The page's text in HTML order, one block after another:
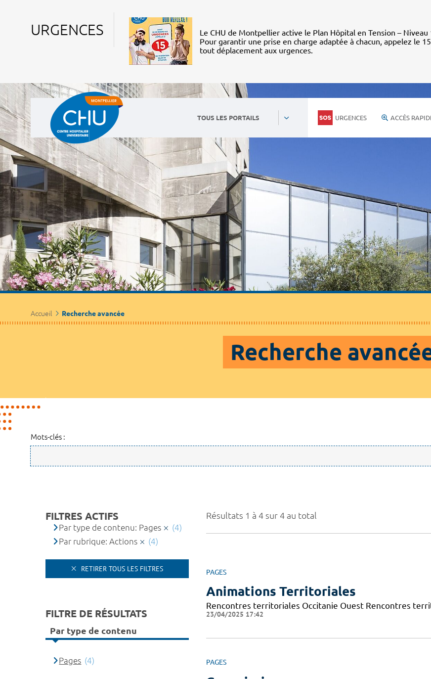
URGENCES
Le CHU de Montpellier active le Plan Hôpital en Tension – Niveau
Pour garantir une prise en charge adaptée à chacun, appelez le
tout déplacement aux urgences.
TOUS LES PORTAILS URGENCES ACCÈS
Accueil Recherche avancée
Recherche
Mots-clés :
Résultats 1 à 4 sur 4 au total
PAGES
Animations Territoriales
Rencontres territoriales Occitanie Ouest Rencontres
23/04/2025 17:42
PAGES
FILTRES ACTIFS
Par type de contenu: Pages
(4)
Par rubrique: Actions
(4)
RETIRER TOUS LES FILTRES
FILTRE DE RÉSULTATS
Par type de contenu
Pages (4)